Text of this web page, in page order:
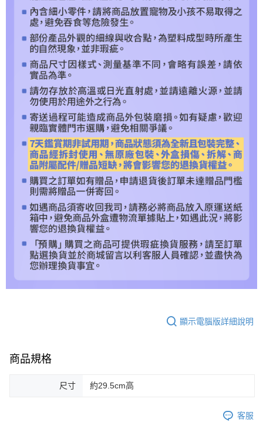
顯示電腦版詳細說明
商品規格
尺寸 約29.5cm高
客服